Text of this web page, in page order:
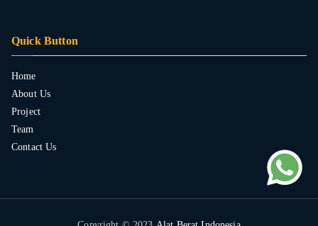
Quick Button
Home
About Us
Project
Team
Contact Us